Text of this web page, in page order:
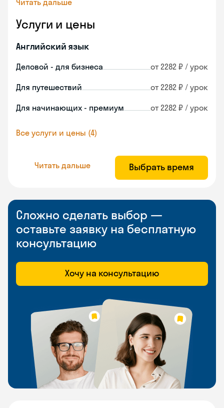
Читать дальше
Услуги и цены
Английский язык
Деловой - для бизнеса от 2282 ₽ / урок
Для путешествий от 2282 ₽ / урок
Для начинающих - премиум от 2282 ₽ / урок
Все услуги и цены (4)
Читать дальше Выбрать время
Сложно сделать выбор —
оставьте заявку на бесплатную
консультацию
Хочу на консультацию